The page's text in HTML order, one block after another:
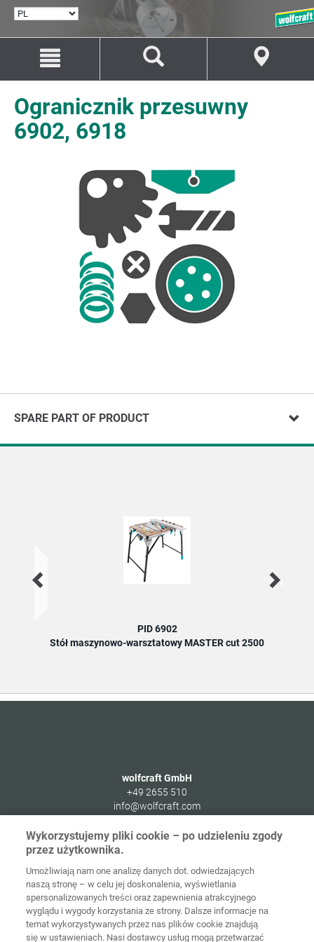
treści
Przejście
nawigacji
Ogranicznik przesuwny
6902, 6918
SPARE PART OF PRODUCT
PID 6902
Stół maszynowo-warsztatowy MASTER cut 2500
wolfcraft GmbH
+49 2655 510
info@wolfcraft.com
56746Kempenich
Strona
główna Kontakt Nota prawna
Ochrona
danych
Wykorzystujemy pliki cookie – po udzieleniu zgody
przez użytkownika.
Umożliwiają nam one analizę danych dot. odwiedzających
naszą stronę – w celu jej doskonalenia, wyświetlania
spersonalizowanych treści oraz zapewnienia atrakcyjnego
wyglądu i wygody korzystania ze strony. Dalsze informacje na
temat wykorzystywanych przez nas plików cookie znajdują
się w ustawieniach. Nasi dostawcy usług mogą przetwarzać